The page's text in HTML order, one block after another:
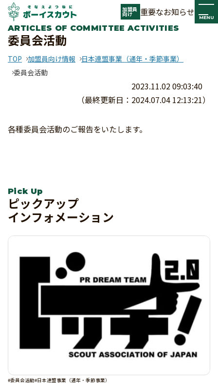
加盟員
向け 重要なお知らせ MENU
ARTICLES OF COMMITTEE ACTIVITIES
委員会活動
TOP 加盟員向け情報
日本連盟事業（通年・季節事業）
委員会活動
2023.11.02 09:03:40
（最終更新日：2024.07.04 12:13:21）
各種委員会活動のご報告をいたします。
Pick Up
ピックアップ
インフォメーション
#委員会活動#日本連盟事業（通年・季節事業）